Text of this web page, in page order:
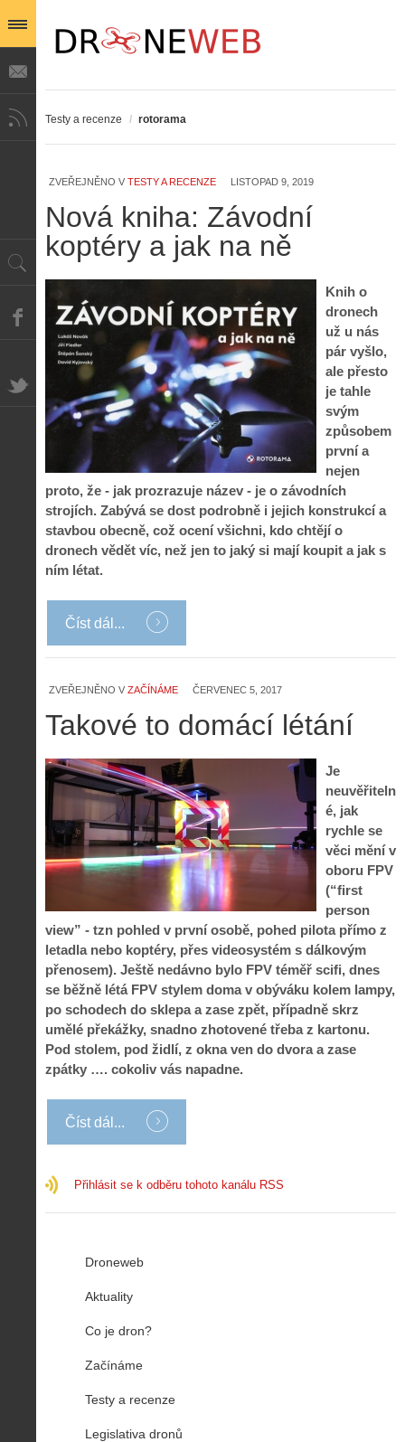
Testy a recenze / rotorama
ZVEŘEJNĚNO V TESTY A RECENZE LISTOPAD 9, 2019
Nová kniha: Závodní
koptéry a jak na ně
Knih o
dronech
už u nás
pár vyšlo,
ale přesto
je tahle
svým
způsobem
první a
nejen
proto, že - jak prozrazuje název - je o závodních
strojích. Zabývá se dost podrobně i jejich konstrukcí a
stavbou obecně, což ocení všichni, kdo chtějí o
dronech vědět víc, než jen to jaký si mají koupit a jak s
ním létat.
Číst dál...
ZVEŘEJNĚNO V ZAČÍNÁME ČERVENEC 5, 2017
Takové to domácí létání
Je
neuvěřiteln
é, jak
rychle se
věci mění v
oboru FPV
(“first
person
view” - tzn pohled v první osobě, pohed pilota přímo z
letadla nebo koptéry, přes videosystém s dálkovým
přenosem). Ještě nedávno bylo FPV téměř scifi, dnes
se běžně létá FPV stylem doma v obýváku kolem lampy,
po schodech do sklepa a zase zpět, případně skrz
umělé překážky, snadno zhotovené třeba z kartonu.
Pod stolem, pod židlí, z okna ven do dvora a zase
zpátky …. cokoliv vás napadne.
Číst dál...
Přihlásit se k odběru tohoto kanálu RSS
Droneweb
Aktuality
Co je dron?
Začínáme
Testy a recenze
Legislativa dronů